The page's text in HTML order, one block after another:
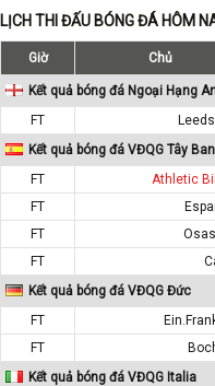
LỊCH THI ĐẤU BÓNG ĐÁ HÔM
Giờ Chủ
Kết quả bóng đá Ngoại Hạng
FT
Kết quả bóng đá VĐQG Tây
FT
Athletic
FT
FT
FT
Kết quả bóng đá VĐQG Đức
FT
FT
Kết quả bóng đá VĐQG Italia